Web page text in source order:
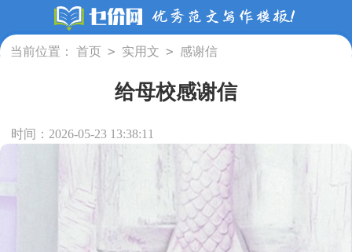
当前位置： 首页 > 实用文 > 感谢信
给母校感谢信
时间：2026-05-23 13:38:11